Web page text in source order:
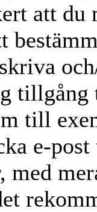
att
till
e-
med